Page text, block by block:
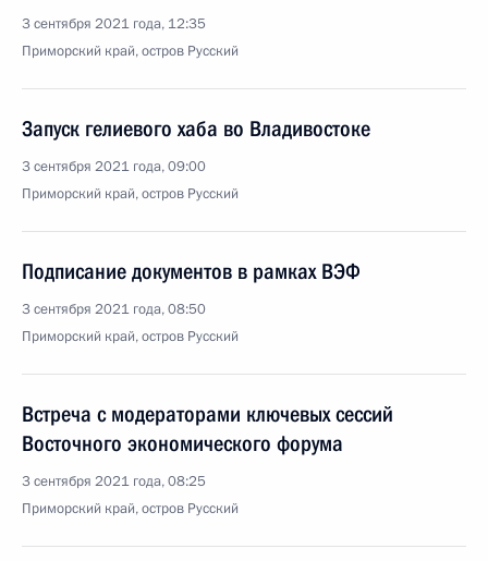
3 сентября 2021 года, 12:35
Приморский край, остров Русский
Запуск гелиевого хаба во Владивостоке
3 сентября 2021 года, 09:00
Приморский край, остров Русский
Подписание документов в рамках ВЭФ
3 сентября 2021 года, 08:50
Приморский край, остров Русский
Встреча с модераторами ключевых сессий
Восточного экономического форума
3 сентября 2021 года, 08:25
Приморский край, остров Русский